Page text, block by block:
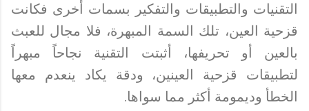
التقنيات والتطبيقات والتفكير بسمات أخرى فكانت
قزحية العين، تلك السمة المبهرة، فلا مجال للعبث
بالعين أو تحريفها، أثبتت التقنية نجاحاً مبهراً
لتطبيقات قزحية العينين، ودقة يكاد ينعدم معها
الخطأ وديمومة أكثر مما سواها.